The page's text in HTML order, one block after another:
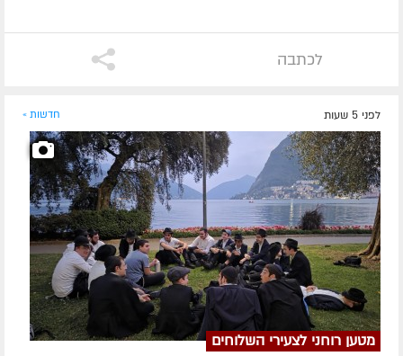
לכתבה
לפני 5 שעות חדשות »
מטען רוחני לצעירי השלוחים